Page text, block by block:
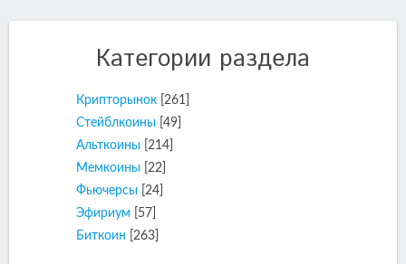
Категории раздела
Крипторынок
[261]
Стейблкоины [49]
Альткоины
[214]
Мемкоины
[22]
Фьючерсы
[24]
Эфириум
[57]
Биткоин
[263]